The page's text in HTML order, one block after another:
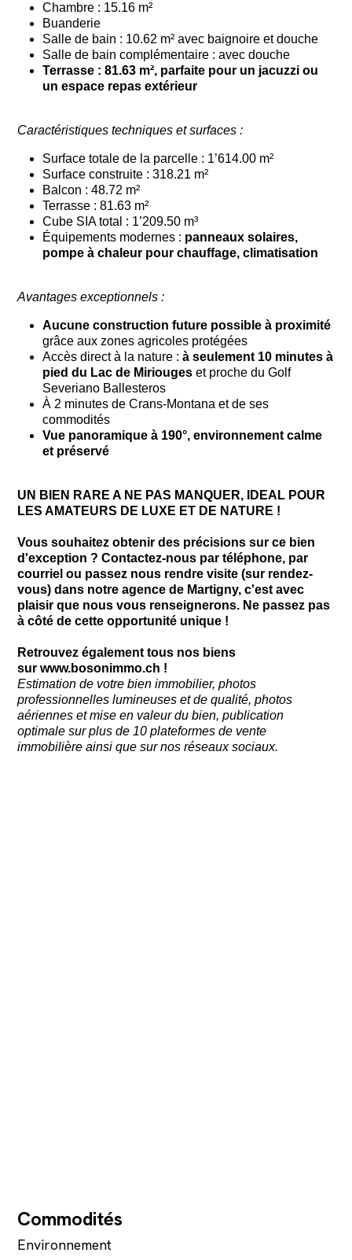
Chambre : 15.16 m²
Buanderie
Salle de bain : 10.62 m² avec baignoire et douche
Salle de bain complémentaire : avec douche
Terrasse : 81.63 m², parfaite pour un jacuzzi ou
un espace repas extérieur
Caractéristiques techniques et surfaces :
Surface totale de la parcelle : 1’614.00 m²
Surface construite : 318.21 m²
Balcon : 48.72 m²
Terrasse : 81.63 m²
Cube SIA total : 1’209.50 m³
Équipements modernes : panneaux solaires,
pompe à chaleur pour chauffage, climatisation
Avantages exceptionnels :
Aucune construction future possible à proximité
grâce aux zones agricoles protégées
Accès direct à la nature :à seulement 10 minutes à
pied du Lac de Miriouges et proche du Golf
Severiano Ballesteros
À 2 minutes de Crans-Montana et de ses
commodités
Vue panoramique à 190°, environnement calme
et préservé
UN BIEN RARE A NE PAS MANQUER, IDEAL POUR
LES AMATEURS DE LUXE ET DE NATURE !
Vous souhaitez obtenir des précisions sur ce bien
d'exception ? Contactez-nous par téléphone, par
courriel ou passez nous rendre visite (sur rendez-
vous) dans notre agence de Martigny, c'est avec
plaisir que nous vous renseignerons. Ne passez pas
à côté de cette opportunité unique !
Retrouvez également tous nos biens
surwww.bosonimmo.ch !
Estimation de votre bien immobilier, photos
professionnelles lumineuses et de qualité, photos
aériennes et mise en valeur du bien, publication
optimale sur plus de 10 plateformes de vente
immobilière ainsi que sur nos réseaux sociaux.
Commodités
Environnement